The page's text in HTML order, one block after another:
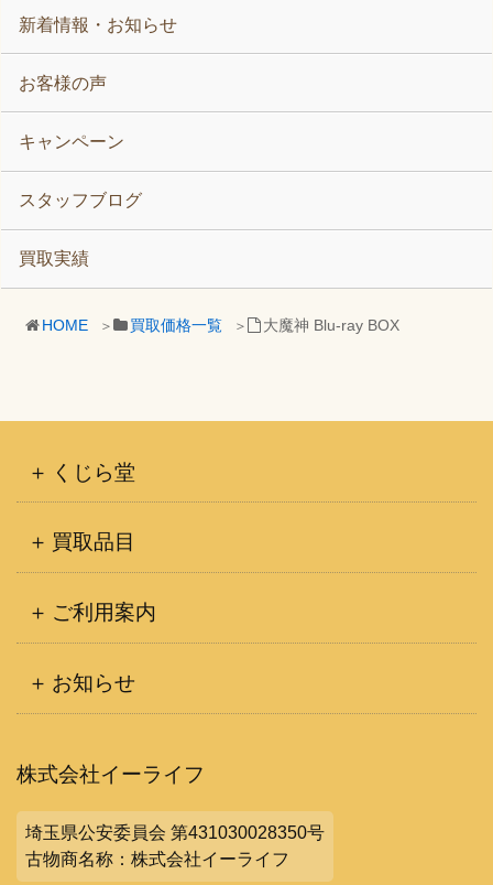
HOME 買取価格一覧 大魔神 Blu-ray BOX
新着情報・お知らせ
お客様の声
キャンペーン
スタッフブログ
買取実績
くじら堂
買取品目
ご利用案内
お知らせ
株式会社イーライフ
埼玉県公安委員会 第431030028350号
古物商名称：株式会社イーライフ